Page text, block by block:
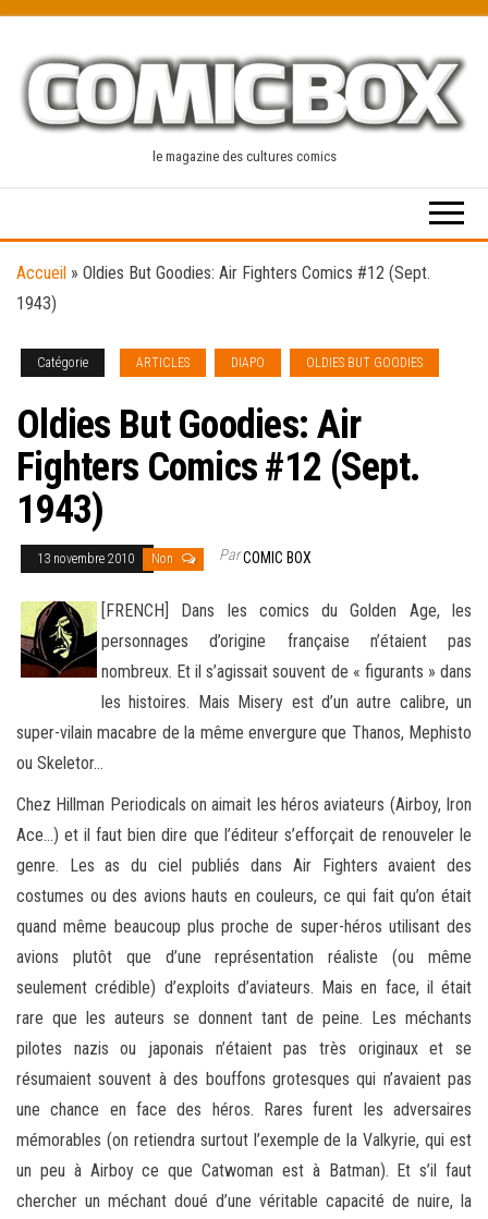
content
le magazine des cultures comics
Accueil » Oldies But Goodies: Air Fighters Comics #12 (Sept.
1943)
Catégorie ARTICLES DIAPO OLDIES BUT GOODIES
Oldies But Goodies: Air
Fighters Comics #12 (Sept.
1943)
13 novembre 2010 Non ParCOMIC BOX
[FRENCH] Dans les comics du Golden Age, les
personnages d’origine française n’étaient pas
nombreux. Et il s’agissait souvent de « figurants » dans
les histoires. Mais Misery est d’un autre calibre, un
super-vilain macabre de la même envergure que Thanos, Mephisto
ou Skeletor…
Chez Hillman Periodicals on aimait les héros aviateurs (Airboy, Iron
Ace…) et il faut bien dire que l’éditeur s’efforçait de renouveler le
genre. Les as du ciel publiés dans Air Fighters avaient des
costumes ou des avions hauts en couleurs, ce qui fait qu’on était
quand même beaucoup plus proche de super-héros utilisant des
avions plutôt que d’une représentation réaliste (ou même
seulement crédible) d’exploits d’aviateurs. Mais en face, il était
rare que les auteurs se donnent tant de peine. Les méchants
pilotes nazis ou japonais n’étaient pas très originaux et se
résumaient souvent à des bouffons grotesques qui n’avaient pas
une chance en face des héros. Rares furent les adversaires
mémorables (on retiendra surtout l’exemple de la Valkyrie, qui est
un peu à Airboy ce que Catwoman est à Batman). Et s’il faut
chercher un méchant doué d’une véritable capacité de nuire, la